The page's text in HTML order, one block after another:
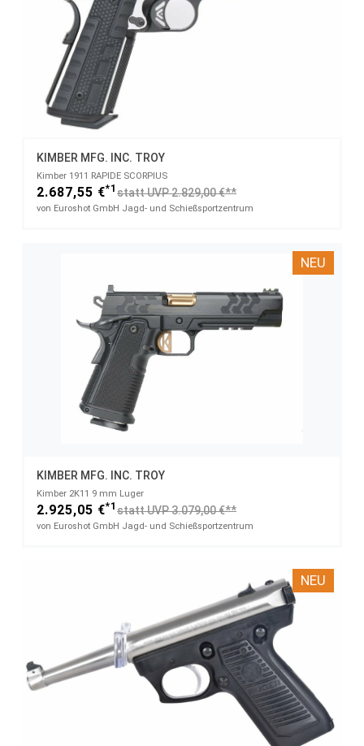
KIMBER MFG. INC. TROY
Kimber 1911 RAPIDE SCORPIUS
2.687,55 €*1 statt UVP 2.829,00 €**
von Euroshot GmbH Jagd- und Schießsportzentrum
NEU
KIMBER MFG. INC. TROY
Kimber 2K11 9 mm Luger
2.925,05 €*1 statt UVP 3.079,00 €**
von Euroshot GmbH Jagd- und Schießsportzentrum
NEU